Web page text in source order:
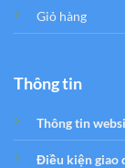
Giỏ hàng
Thông tin
Thông tin
Điều kiện giao